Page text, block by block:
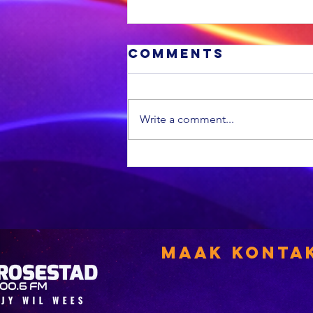
MIDDAG SPORT:
Die All Blacks
se terugkeer
laat ‘n ou
rugbytradisie
herleef, dit is
Comments
Write a comment...
Maak